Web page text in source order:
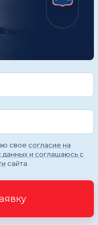
свое согласие на
и соглашаюсь с
сайта